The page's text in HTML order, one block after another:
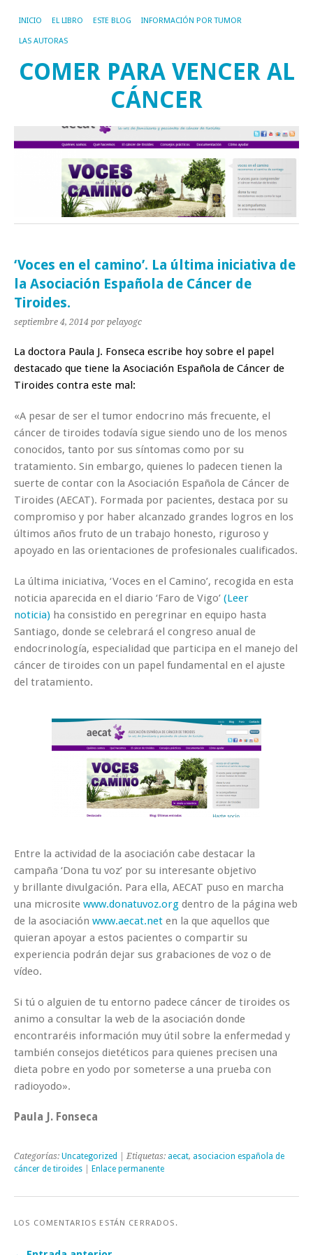
INICIO EL LIBRO ESTE BLOG INFORMACIÓN POR TUMOR
LAS AUTORAS
COMER PARA VENCER AL
CÁNCER
‘Voces en el camino’. La última iniciativa de
la Asociación Española de Cáncer de
Tiroides.
septiembre 4, 2014 por pelayogc
La doctora Paula J. Fonseca escribe hoy sobre el papel
destacado que tiene la Asociación Española de Cáncer de
Tiroides contra este mal:
«A pesar de ser el tumor endocrino más frecuente, el
cáncer de tiroides todavía sigue siendo uno de los menos
conocidos, tanto por sus síntomas como por su
tratamiento. Sin embargo, quienes lo padecen tienen la
suerte de contar con la Asociación Española de Cáncer de
Tiroides (AECAT). Formada por pacientes, destaca por su
compromiso y por haber alcanzado grandes logros en los
últimos años fruto de un trabajo honesto, riguroso y
apoyado en las orientaciones de profesionales cualificados.
La última iniciativa, ‘Voces en el Camino’, recogida en esta
noticia aparecida en el diario ‘Faro de Vigo’ (Leer
noticia) ha consistido en peregrinar en equipo hasta
Santiago, donde se celebrará el congreso anual de
endocrinología, especialidad que participa en el manejo del
cáncer de tiroides con un papel fundamental en el ajuste
del tratamiento.
Entre la actividad de la asociación cabe destacar la
campaña ‘Dona tu voz’ por su interesante objetivo
y brillante divulgación. Para ella, AECAT puso en marcha
una microsite www.donatuvoz.org dentro de la página web
de la asociación www.aecat.net en la que aquellos que
quieran apoyar a estos pacientes o compartir su
experiencia podrán dejar sus grabaciones de voz o de
vídeo.
Si tú o alguien de tu entorno padece cáncer de tiroides os
animo a consultar la web de la asociación donde
encontraréis información muy útil sobre la enfermedad y
también consejos dietéticos para quienes precisen una
dieta pobre en yodo por someterse a una prueba con
radioyodo».
Paula J. Fonseca
Categorías: Uncategorized | Etiquetas: aecat, asociacion española de
cáncer de tiroides
Enlace permanente
LOS COMENTARIOS ESTÁN CERRADOS.